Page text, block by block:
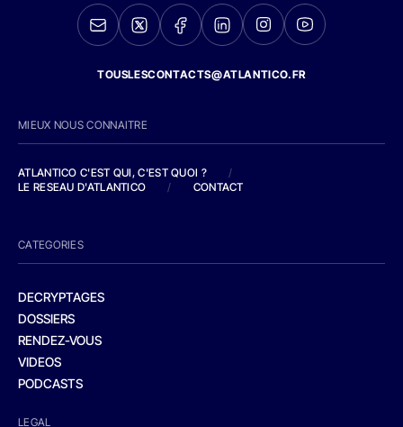
TOUSLESCONTACTS@ATLANTICO.FR
MIEUX NOUS CONNAITRE
ATLANTICO C'EST QUI, C'EST QUOI ?
/
LE RESEAU D'ATLANTICO
/ CONTACT
CATEGORIES
DECRYPTAGES
DOSSIERS
RENDEZ-VOUS
VIDEOS
PODCASTS
LEGAL